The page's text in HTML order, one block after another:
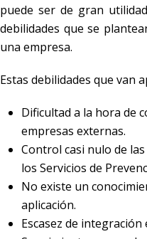
puede ser de gran
debilidades que se
una empresa.
Estas debilidades que van
Dificultad a la hora de
empresas externas.
Control casi nulo de
los Servicios de
No existe un
aplicación.
Escasez de